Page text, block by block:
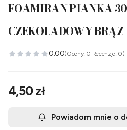
FOAMIRAN PIANKA
CZEKOLADOWY BRĄZ
0.00(Oceny: 0 Recenzje: 0)
Cena
4,50 zł
Powiadom mnie o